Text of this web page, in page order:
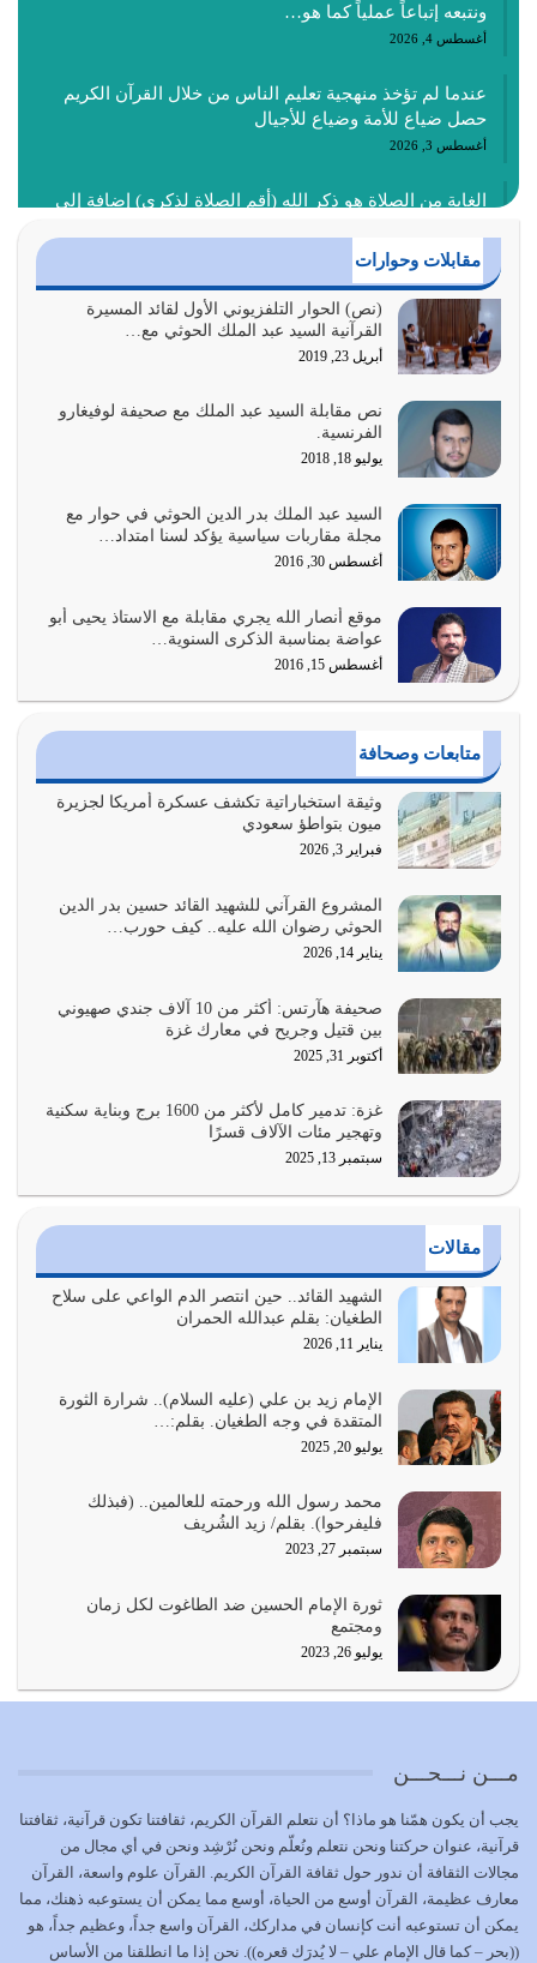
ونتبعه إتباعاً عملياً كما هو…
أغسطس 4, 2026
عندما لم تؤخذ منهجية تعليم الناس من خلال القرآن الكريم
حصل ضياع للأمة وضياع للأجيال
أغسطس 3, 2026
الغاية من الصلاة هو ذكر الله (أقم الصلاة لذكري) إضافة إلى
أغسطس 2, 2026
السبب الرئيسي لشقاء الأمة الابتعاد عن كتاب الله والتعدي
لحدود الله بالإضافات للدين
أغسطس 1, 2026
أبرز أسباب الشقاء هو الإعراض عن ذكر الله وعن هدى الله
المتمثل في القرآن الكريم
يوليو 31, 2026
أولياء الشيطان كلما كانوا أكثر ولاءً وطاعة للشيطان كلما كانوا
أكثر ضعفاً
يوليو 30, 2026
وعد الله تعالى من يُقتل في سبيله بالحياة الأبدية والرزق
والاستبشار والنجاة والخلود في…
يوليو 29, 2026
القرآن الكريم هو أهم مصدر لمعرفة رسول الله معرفة سيرته
معرفة شخصيته معرفة عظمته
يوليو 28, 2026
هل نحن من الصالحين؟ قيِّم نفسك هنا اترك القرآن على أصله
وأعرض نفسك، وأعرض ما لديك على…
يوليو 27, 2026
عندما يكون عدوك هو عدو الله معناه أن تكون نقاط الضعف
فيه كثيرة وسينصرك الله عليه إذا…
يوليو 26, 2026
أراد الله لهذه الأمة ان تكون خير امة أخرجت للناس بالنهوض
بالأمر بالمعروف والنهي عن…
يوليو 25, 2026
الدين الذي شرعه الله لا يجوز أن يخضع لآرائنا وأهوائنا
أي أمة تتفرق في الدين وتتفرق في كيانها معناه أنها أصبحت
أمة عاجزة عن النهوض…
يوليو 23, 2026
بحبل الله جميعاً وليس كل…
يوليو 22, 2026
يشاء ويذل من يشاء
يوليو 21, 2026
كل زمان…
يوليو 19, 2026
الوظيفة عبارة عن مسؤولية يجب النهوض بها كما ينبغي لكي
وَالْمُنْفِقِينَ…
يوليو 17, 2026
الاعتصام بحبل الله أمر إلهي للمؤمنين وهو بمثابة سبب بينهم
وبين الله يترتب عليه النصر…
مقابلات وحوارات
(نص) الحوار التلفزيوني الأول لقائد المسيرة
القرآنية السيد عبد الملك الحوثي مع…
أبريل 23, 2019
نص مقابلة السيد عبد الملك مع صحيفة لوفيغارو
الفرنسية.
يوليو 18, 2018
السيد عبد الملك بدر الدين الحوثي في حوار مع
مجلة مقاربات سياسية يؤكد لسنا امتداد…
أغسطس 30, 2016
موقع أنصار الله يجري مقابلة مع الاستاذ يحيى أبو
عواضة بمناسبة الذكرى السنوية…
أغسطس 15, 2016
متابعات وصحافة
وثيقة استخباراتية تكشف عسكرة أمريكا لجزيرة
ميون بتواطؤ سعودي
فبراير 3, 2026
المشروع القرآني للشهيد القائد حسين بدر الدين
الحوثي رضوان الله عليه.. كيف حورب…
يناير 14, 2026
صحيفة هآرتس: أكثر من 10 آلاف جندي صهيوني
بين قتيل وجريح في معارك غزة
أكتوبر 31, 2025
غزة: تدمير كامل لأكثر من 1600 برج وبناية سكنية
وتهجير مئات الآلاف قسرًا
سبتمبر 13, 2025
مقالات
الشهيد القائد.. حين انتصر الدم الواعي على سلاح
الطغيان: بقلم عبدالله الحمران
يناير 11, 2026
الإمام زيد بن علي (عليه السلام).. شرارة الثورة
المتقدة في وجه الطغيان. بقلم:…
يوليو 20, 2025
محمد رسول الله ورحمته للعالمين.. (فبذلك
فليفرحوا). بقلم/ زيد الشُريف
سبتمبر 27, 2023
ثورة الإمام الحسين ضد الطاغوت لكل زمان
ومجتمع
يوليو 26, 2023
مـــن نـــحـــن
يجب أن يكون همّنا هو ماذا؟ أن نتعلم القرآن الكريم، ثقافتنا تكون قرآنية، ثقافتنا
قرآنية، عنوان حركتنا ونحن نتعلم ونُعلّم ونحن نُرْشِد ونحن في أي مجال من
مجالات الثقافة أن ندور حول ثقافة القرآن الكريم. القرآن علوم واسعة، القرآن
معارف عظيمة، القرآن أوسع من الحياة، أوسع مما يمكن أن يستوعبه ذهنك، مما
يمكن أن تستوعبه أنت كإنسان في مداركك، القرآن واسع جداً، وعظيم جداً، هو
((بحر – كما قال الإمام علي – لا يُدرَك قعره)). نحن إذا ما انطلقنا من الأساس